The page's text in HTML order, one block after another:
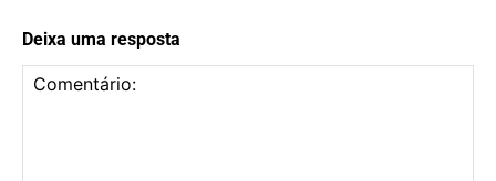
Deixa uma resposta